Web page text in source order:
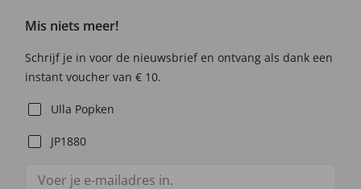
Mis niets meer!
Schrijf je in voor de nieuwsbrief en ontvang als dank een
instant voucher van € 10.
Ulla Popken
JP1880